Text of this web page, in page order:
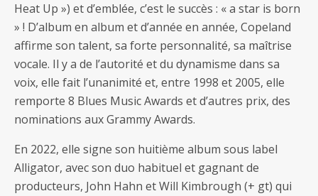
Heat Up ») et d’emblée, c’est le succès : « a star is born
» ! D’album en album et d’année en année, Copeland
affirme son talent, sa forte personnalité, sa maîtrise
vocale. Il y a de l’autorité et du dynamisme dans sa
voix, elle fait l’unanimité et, entre 1998 et 2005, elle
remporte 8 Blues Music Awards et d’autres prix, des
nominations aux Grammy Awards.
En 2022, elle signe son huitième album sous label
Alligator, avec son duo habituel et gagnant de
producteurs, John Hahn et Will Kimbrough (+ gt) qui